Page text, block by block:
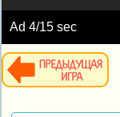
Ad4/15 sec